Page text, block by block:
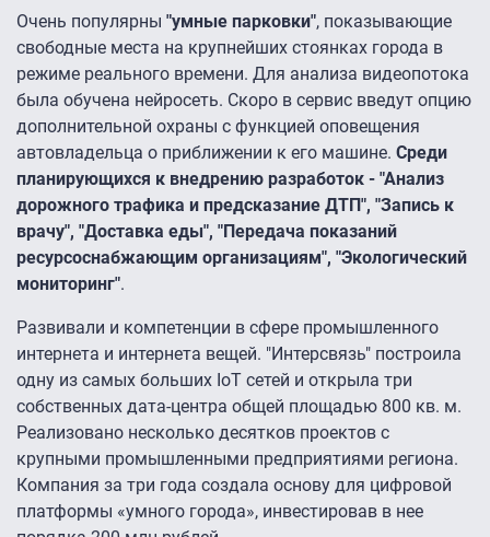
Очень популярны "умные парковки", показывающие
свободные места на крупнейших стоянках города в
режиме реального времени. Для анализа видеопотока
была обучена нейросеть. Скоро в сервис введут опцию
дополнительной охраны с функцией оповещения
автовладельца о приближении к его машине. Среди
планирующихся к внедрению разработок - "Анализ
дорожного трафика и предсказание ДТП", "Запись к
врачу", "Доставка еды", "Передача показаний
ресурсоснабжающим организациям", "Экологический
мониторинг".
Развивали и компетенции в сфере промышленного
интернета и интернета вещей. "Интерсвязь" построила
одну из самых больших IoT сетей и открыла три
собственных дата-центра общей площадью 800 кв. м.
Реализовано несколько десятков проектов с
крупными промышленными предприятиями региона.
Компания за три года создала основу для цифровой
платформы «умного города», инвестировав в нее